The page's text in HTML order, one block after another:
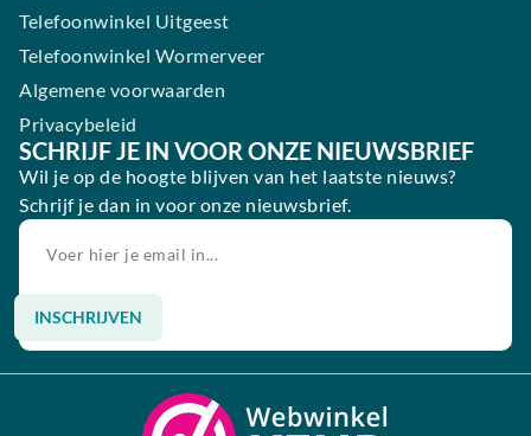
Telefoonwinkel Uitgeest
Telefoonwinkel Wormerveer
Algemene voorwaarden
Privacybeleid
SCHRIJF JE IN VOOR ONZE NIEUWSBRIEF
Wil je op de hoogte blijven van het laatste nieuws?
Schrijf je dan in voor onze nieuwsbrief.
INSCHRIJVEN
Alternative: